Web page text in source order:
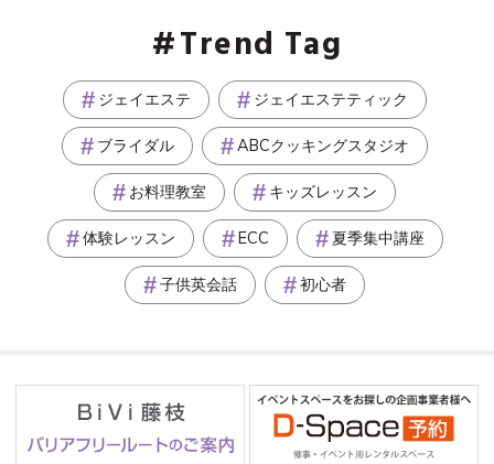
Trend Tag
ジェイエステ ジェイエステティック
ブライダル ABCクッキングスタジオ
お料理教室 キッズレッスン
体験レッスン ECC 夏季集中講座
子供英会話 初心者